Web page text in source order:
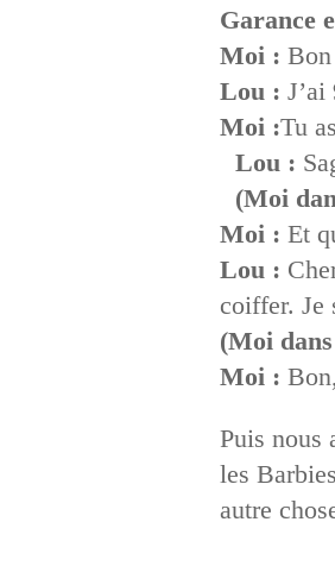
Garance
Moi :
Lou : J’ai
Moi :Tu
Lou :
(Moi
Moi : Et
Lou :
coiffer. Je
(Moi
Moi :
Puis nous
les
autre